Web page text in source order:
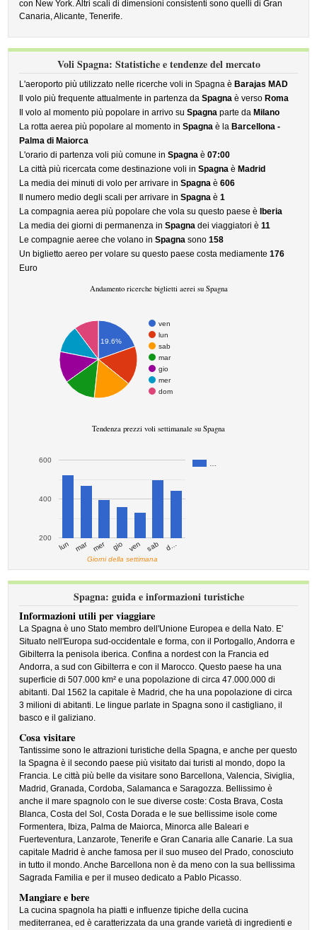
con New York. Altri scali di dimensioni consistenti sono quelli di Gran
Canaria, Alicante, Tenerife.
Voli Spagna: Statistiche e tendenze del mercato
L'aeroporto più utilizzato nelle ricerche voli in Spagna è Barajas MAD
Il volo più frequente attualmente in partenza daSpagna è verso Roma
Il volo al momento più popolare in arrivo suSpagna parte da Milano
La rotta aerea più popolare al momento inSpagna è la Barcellona -
Palma di Maiorca
L'orario di partenza voli più comune inSpagna è07:00
La città più ricercata come destinazione voli inSpagna è Madrid
La media dei minuti di volo per arrivare inSpagna è606
Il numero medio degli scali per arrivare inSpagna è1
La compagnia aerea più popolare che vola su questo paese è
Iberia
La media dei giorni di permanenza inSpagna dei viaggiatori è11
Le compagnie aeree che volano inSpagna sono158
Un biglietto aereo per volare su questo paese costa mediamente176
Euro
Andamento ricerche biglietti aerei su Spagna
ven
lun
sab
mar
gio
mer
dom
19.6%
Tendenza prezzi voli settimanale su Spagna
lun mar mer gio ven sab d…
200
400
600
Giorni della settimana
Spagna: guida e informazioni turistiche
Informazioni utili per viaggiare
La Spagna è uno Stato membro dell'Unione Europea e della Nato. E'
Situato nell'Europa sud-occidentale e forma, con il Portogallo, Andorra e
Gibilterra la penisola iberica. Confina a nordest con la Francia ed
Andorra, a sud con Gibilterra e con il Marocco. Questo paese ha una
superficie di 507.000 km² e una popolazione di circa 47.000.000 di
abitanti. Dal 1562 la capitale è Madrid, che ha una popolazione di circa
3 milioni di abitanti. Le lingue parlate in Spagna sono il castigliano, il
basco e il galiziano.
Cosa visitare
Tantissime sono le attrazioni turistiche della Spagna, e anche per questo
la Spagna è il secondo paese più visitato dai turisti al mondo, dopo la
Francia. Le città più belle da visitare sono Barcellona, Valencia, Siviglia,
Madrid, Granada, Cordoba, Salamanca e Saragozza. Bellissimo è
anche il mare spagnolo con le sue diverse coste: Costa Brava, Costa
Blanca, Costa del Sol, Costa Dorada e le sue bellissime isole come
Formentera, Ibiza, Palma de Maiorca, Minorca alle Baleari e
Fuerteventura, Lanzarote, Tenerife e Gran Canaria alle Canarie. La sua
capitale Madrid è anche famosa per il suo museo del Prado, conosciuto
in tutto il mondo. Anche Barcellona non è da meno con la sua bellissima
Sagrada Familia e per il museo dedicato a Pablo Picasso.
Mangiare e bere
La cucina spagnola ha piatti e influenze tipiche della cucina
mediterranea, ed è caratterizzata da una grande varietà di ingredienti e